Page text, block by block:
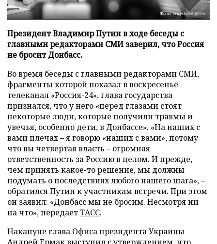
Фото: www.kremlin.ru
Президент Владимир Путин в ходе беседы с
главными редакторами СМИ заверил, что Россия
не бросит Донбасс.
Во время беседы с главными редакторами СМИ,
фрагменты которой показал в воскресенье
телеканал «Россия-24», глава государства
признался, что у него «перед глазами стоят
некоторые люди, которые получили травмы и
увечья, особенно дети, в Донбассе». «На наших с
вами плечах – я говорю «наших с вами», потому
что вы четвертая власть – огромная
ответственность за Россию в целом. И прежде,
чем принять какое-то решение, мы должны
подумать о последствиях любого нашего шага», –
обратился Путин к участникам встречи. При этом
он заявил: «Донбасс мы не бросим. Несмотря ни
на что», передаетТАСС.
Накануне глава Офиса президента Украины